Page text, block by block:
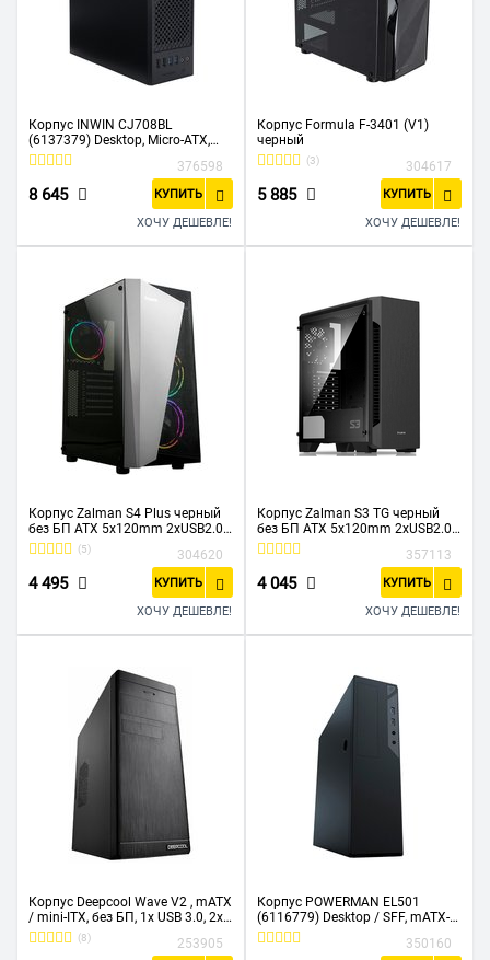
Корпус INWIN CJ708BL
(6137379) Desktop, Micro-ATX,
265W IP-S265AU7-2 80plus
2xUSB2.0+Audio+Mic, черный
376598
8 645 КУПИТЬ
ХОЧУ ДЕШЕВЛЕ!
Корпус Formula F-3401 (V1)
черный
(3) 304617
5 885 КУПИТЬ
ХОЧУ ДЕШЕВЛЕ!
Корпус Zalman S4 Plus черный
без БП ATX 5x120mm 2xUSB2.0
1xUSB3.0 audio bott PSU
(5) 304620
4 495 КУПИТЬ
ХОЧУ ДЕШЕВЛЕ!
Корпус Zalman S3 TG черный
без БП ATX 5x120mm 2xUSB2.0
1xUSB3.0 audio bott PSU
357113
4 045 КУПИТЬ
ХОЧУ ДЕШЕВЛЕ!
Корпус Deepcool Wave V2 , mATX
/ mini-ITX, без БП, 1x USB 3.0, 2x
USB 2.0
(8) 253905
Корпус POWERMAN EL501
(6116779) Desktop / SFF, mATX-
miniITX, 300W PM-300ATX,
USB3.0x2 + Audio, черный350160